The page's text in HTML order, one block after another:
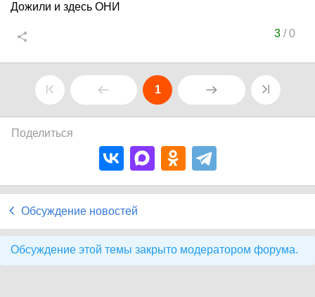
Дожили и здесь ОНИ
3/0
1
Поделиться
Обсуждение новостей
Обсуждение этой темы закрыто модератором форума.